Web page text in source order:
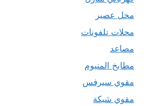
محل عصير
محلات تلفونات
مصاعد
مطابخ المنيوم
مقوي سيرفس
مقوي شبكة